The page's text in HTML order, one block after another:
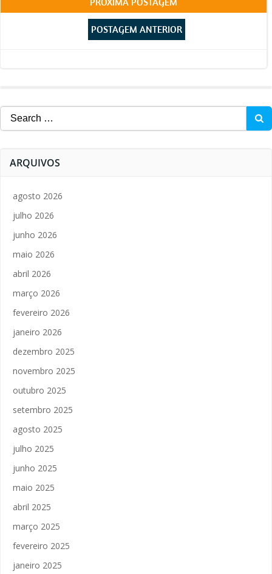
Post
navigation
Post
POSTAGEM ANTERIOR
Search
for:
ARQUIVOS
agosto 2026
julho 2026
junho 2026
maio 2026
abril 2026
março 2026
fevereiro 2026
janeiro 2026
dezembro 2025
novembro 2025
outubro 2025
setembro 2025
agosto 2025
julho 2025
junho 2025
maio 2025
abril 2025
março 2025
fevereiro 2025
janeiro 2025